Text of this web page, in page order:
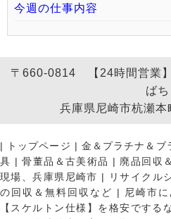
今週の仕事内容
〒660-0814 【24時間営業
ばち
兵庫県尼崎市杭瀬
| トップページ | 金＆プラチナ＆ブ
具 |骨董品＆古美術品 | 廃品回収
現場、兵庫県尼崎市 | リサイクル
の回収＆無料回収など |
尼崎市
【スケルトン仕様】を格安でする